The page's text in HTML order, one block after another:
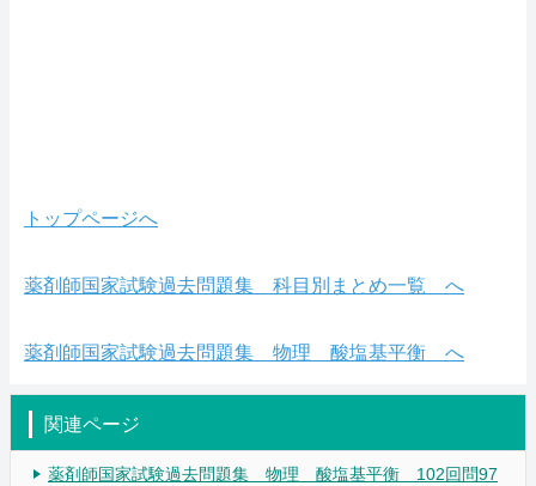
トップページへ
薬剤師国家試験過去問題集 科目別まとめ一覧 へ
薬剤師国家試験過去問題集 物理 酸塩基平衡 へ
関連ページ
薬剤師国家試験過去問題集 物理 酸塩基平衡 102回問97